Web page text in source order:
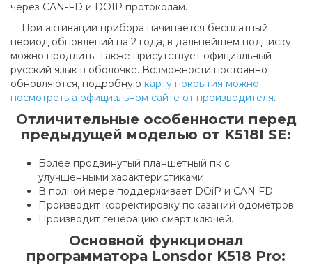
через CAN-FD и DOIP протоколам.
При активации прибора начинается бесплатный
период обновлений на 2 года, в дальнейшем подписку
можно продлить. Также присутствует официальный
русский язык в оболочке. Возможности постоянно
обновляются, подробную карту покрытия можно
посмотреть а официальном сайте от производителя.
Отличительные особенности перед
предыдущей моделью от K518I SE:
Более продвинутый планшетный пк с
улучшенными характеристиками;
В полной мере поддерживает DOiP и CAN FD;
Производит корректировку показаний одометров;
Производит генерацию смарт ключей.
Основной функционал
программатора Lonsdor K518 Pro: